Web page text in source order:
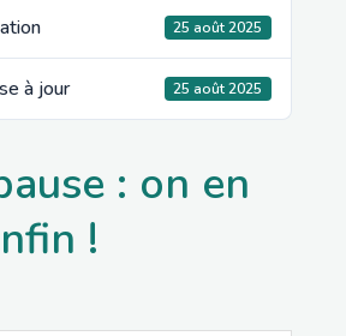
25 août 2025
à jour 25 août 2025
: on en
!